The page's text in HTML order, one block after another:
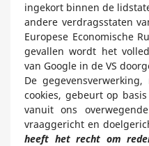
ingekort binnen de
andere verdragsstaten
Europese Economische
gevallen wordt het
van Google in de VS
De
cookies, gebeurt op
vanuit ons
vraaggericht en
heeft het recht om